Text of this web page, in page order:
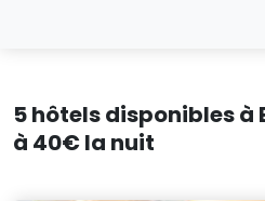
5 hôtels disponibles à
à 40€ la nuit